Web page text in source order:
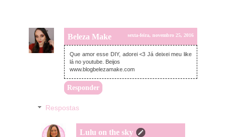
Beleza Make sexta-feira, novembro 25, 2016
Que amor esse DIY, adorei <3 Já deixei meu like
lá no youtube. Beijos
www.blogbelezamake.com
Responder
Respostas
Lulu on the sky